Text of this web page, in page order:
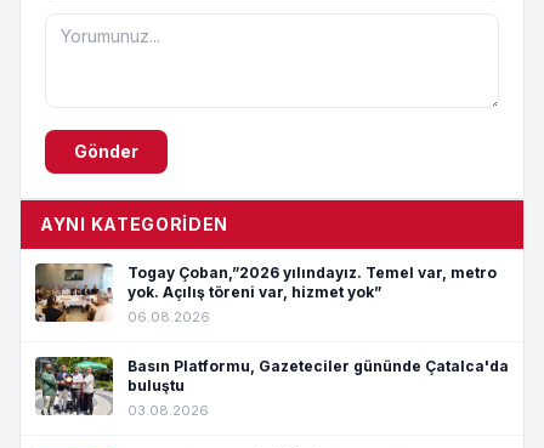
Gönder
AYNI KATEGORIDEN
Togay Çoban,”2026 yılındayız. Temel var, metro
yok. Açılış töreni var, hizmet yok”
06.08.2026
Basın Platformu, Gazeteciler gününde Çatalca'da
buluştu
03.08.2026